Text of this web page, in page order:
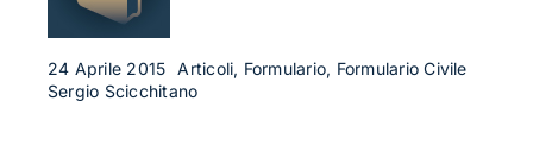
Approfondimenti
Contatti24 Aprile 2015
Articoli, Formulario, Formulario Civile
Sergio Scicchitano